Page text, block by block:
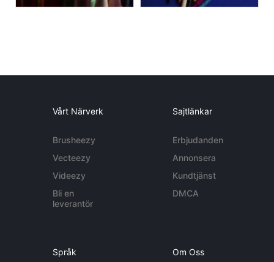
Vårt Närverk
Brusheezy
Vecteezy
Videezy
Bli en
leverantör
Sajtlänkar
Erbjudanden
Annonsera
Kundtjänst
DMCA
Språk Om Oss